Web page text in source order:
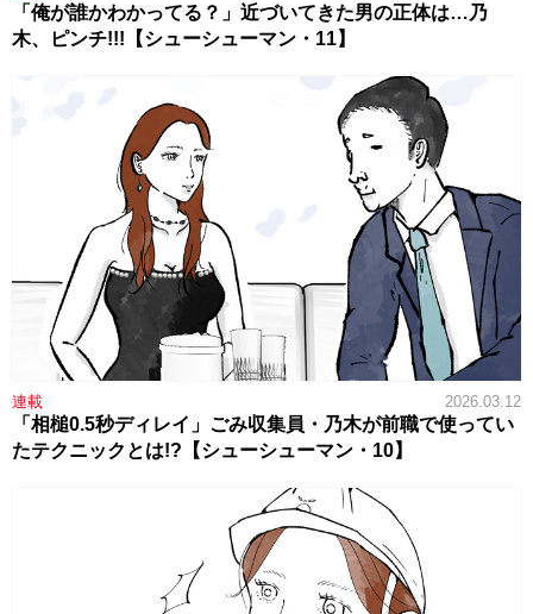
「俺が誰かわかってる？」近づいてきた男の正体は…乃
木、ピンチ!!!【シューシューマン・11】
連載 2026.03.12
「相槌0.5秒ディレイ」ごみ収集員・乃木が前職で使ってい
たテクニックとは!?【シューシューマン・10】